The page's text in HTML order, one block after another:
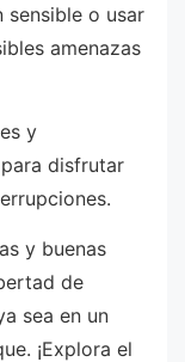
o usar
amenazas
y
disfrutar
y buenas
de
sea en un
¡Explora el